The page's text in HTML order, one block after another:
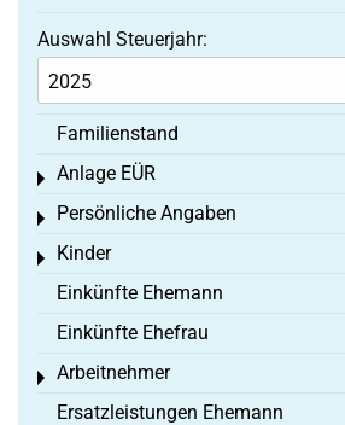
Auswahl Steuerjahr:
Familienstand
Anlage EÜR
Toggle menu
Persönliche Angaben
Toggle menu
Kinder
Toggle menu
Einkünfte Ehemann
Einkünfte Ehefrau
Arbeitnehmer
Toggle menu
Ersatzleistungen Ehemann